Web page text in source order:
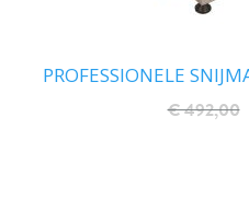
PROFESSIONELE
€ 492,00